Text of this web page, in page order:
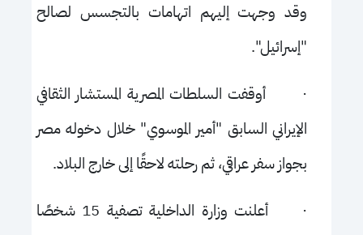
وقد وجهت إليهم اتهامات بالتجسس لصالح
"إسرائيل".
·أوقفت السلطات المصرية المستشار الثقافي
الإيراني السابق "أمير الموسوي" خلال دخوله مصر
بجواز سفر عراقي، ثم رحلته لاحقًا إلى خارج البلاد.
·
أعلنت وزارة الداخلية تصفية 15 شخصًا